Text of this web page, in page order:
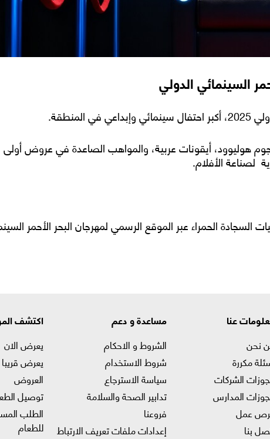
السينمائي الدولي
هوليوود، أيقونات عربية، والمواهب الصاعدة في عروض أولى
لصناعة الأفلام.
السجادة الحمراء عبر الموقع الرسمي لمهرجان البحر الأحمر
عنا
نحن
مكررة
الشركات
المدارس
عمل
بنا
مساعدة و دعم
الشروط و الاحكام
شروط الاستخدام
سياسة الاسترجاع
تدابير الصحة والسلامة
فروعنا
إعدادات ملفات تعريف الارتباط
اكتشف
يعرض الان
يعرض قريبا
العروض
توصيل
الطلب
للطعام